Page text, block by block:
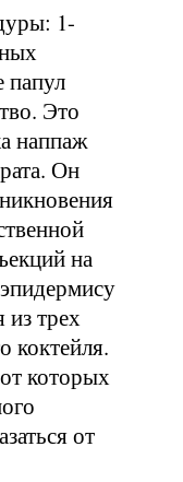
1-
папул
Это
наппаж
Он
на
из трех
коктейля.
которых
от